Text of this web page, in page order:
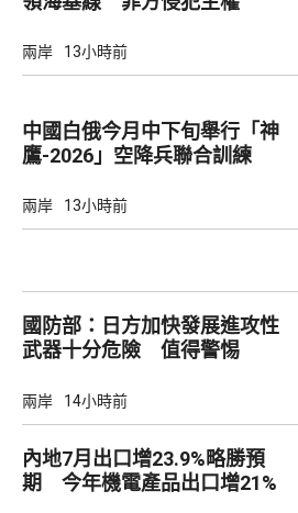
兩岸 13小時前
中國白俄今月中下旬舉行「神
鷹-2026」空降兵聯合訓練
兩岸 13小時前
國防部：日方加快發展進攻性
武器十分危險 值得警惕
兩岸 14小時前
內地7月出口增23.9%略勝預
期 今年機電產品出口增21%